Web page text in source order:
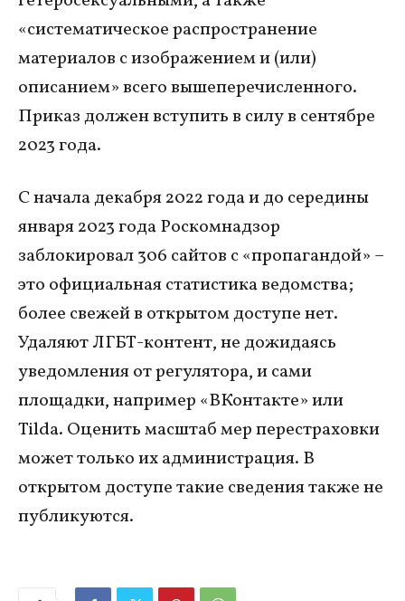
«систематическое распространение
материалов с изображением и (или)
описанием» всего вышеперечисленного.
Приказ должен вступить в силу в сентябре
2023 года.
С начала декабря 2022 года и до середины
января 2023 года Роскомнадзор
заблокировал 306 сайтов с «пропагандой» –
это официальная статистика ведомства;
более свежей в открытом доступе нет.
Удаляют ЛГБТ-контент, не дожидаясь
уведомления от регулятора, и сами
площадки, например «ВКонтакте» или
Tilda. Оценить масштаб мер перестраховки
может только их администрация. В
открытом доступе такие сведения также не
публикуются.